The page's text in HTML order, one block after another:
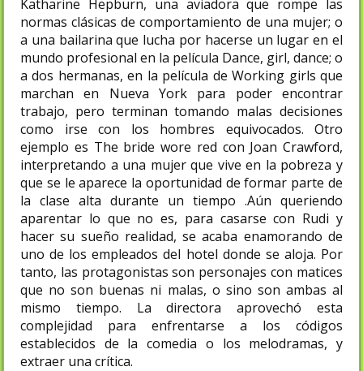
Katharine Hepburn, una aviadora que rompe las
normas clásicas de comportamiento de una mujer; o
a una bailarina que lucha por hacerse un lugar en el
mundo profesional en la película Dance, girl, dance; o
a dos hermanas, en la película de Working girls que
marchan en Nueva York para poder encontrar
trabajo, pero terminan tomando malas decisiones
como irse con los hombres equivocados. Otro
ejemplo es The bride wore red con Joan Crawford,
interpretando a una mujer que vive en la pobreza y
que se le aparece la oportunidad de formar parte de
la clase alta durante un tiempo .Aún queriendo
aparentar lo que no es, para casarse con Rudi y
hacer su sueño realidad, se acaba enamorando de
uno de los empleados del hotel donde se aloja. Por
tanto, las protagonistas son personajes con matices
que no son buenas ni malas, o sino son ambas al
mismo tiempo. La directora aprovechó esta
complejidad para enfrentarse a los códigos
establecidos de la comedia o los melodramas, y
extraer una crítica.